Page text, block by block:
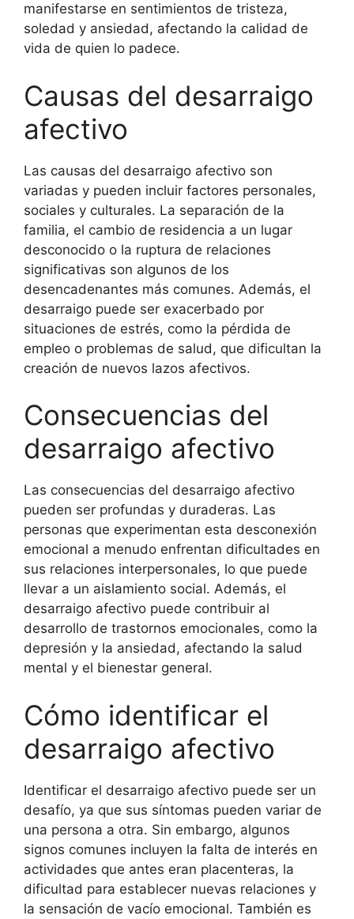
manifestarse en sentimientos de tristeza,
soledad y ansiedad, afectando la calidad de
vida de quien lo padece.
Causas del desarraigo
afectivo
Las causas del desarraigo afectivo son
variadas y pueden incluir factores personales,
sociales y culturales. La separación de la
familia, el cambio de residencia a un lugar
desconocido o la ruptura de relaciones
significativas son algunos de los
desencadenantes más comunes. Además, el
desarraigo puede ser exacerbado por
situaciones de estrés, como la pérdida de
empleo o problemas de salud, que dificultan la
creación de nuevos lazos afectivos.
Consecuencias del
desarraigo afectivo
Las consecuencias del desarraigo afectivo
pueden ser profundas y duraderas. Las
personas que experimentan esta desconexión
emocional a menudo enfrentan dificultades en
sus relaciones interpersonales, lo que puede
llevar a un aislamiento social. Además, el
desarraigo afectivo puede contribuir al
desarrollo de trastornos emocionales, como la
depresión y la ansiedad, afectando la salud
mental y el bienestar general.
Cómo identificar el
desarraigo afectivo
Identificar el desarraigo afectivo puede ser un
desafío, ya que sus síntomas pueden variar de
una persona a otra. Sin embargo, algunos
signos comunes incluyen la falta de interés en
actividades que antes eran placenteras, la
dificultad para establecer nuevas relaciones y
la sensación de vacío emocional. También es